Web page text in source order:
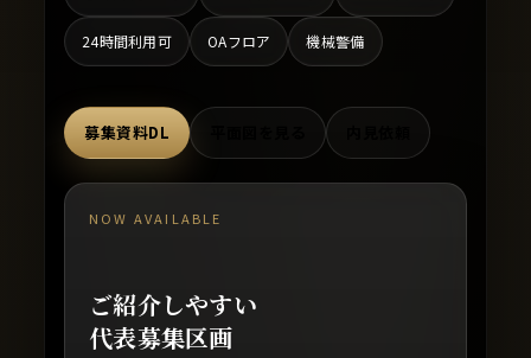
24時間利用可 OAフロア 機械警備
募集資料DL
NOW AVAILABLE
ご紹介しやすい
代表募集区画